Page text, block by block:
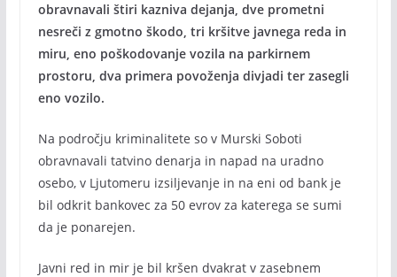
obravnavali štiri kazniva dejanja, dve prometni
nesreči z gmotno škodo, tri kršitve javnega reda in
miru, eno poškodovanje vozila na parkirnem
prostoru, dva primera povoženja divjadi ter zasegli
eno vozilo.
Na področju kriminalitete so v Murski Soboti
obravnavali tatvino denarja in napad na uradno
osebo, v Ljutomeru izsiljevanje in na eni od bank je
bil odkrit bankovec za 50 evrov za katerega se sumi
da je ponarejen.
Javni red in mir je bil kršen dvakrat v zasebnem